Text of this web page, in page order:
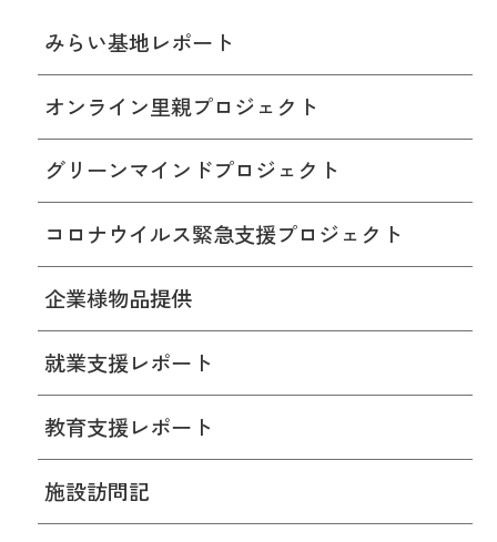
みらい基地レポート
オンライン里親プロジェクト
グリーンマインドプロジェクト
コロナウイルス緊急支援プロジェクト
企業様物品提供
就業支援レポート
教育支援レポート
施設訪問記